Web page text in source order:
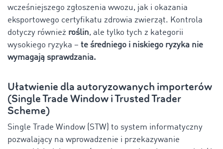
wcześniejszego zgłoszenia wwozu, jak i okazania
eksportowego certyfikatu zdrowia zwierząt. Kontrola
dotyczy również roślin, ale tylko tych z kategorii
wysokiego ryzyka – te średniego i niskiego ryzyka nie
wymagają sprawdzania.
Ułatwienie dla autoryzowanych importerów
(Single Trade Window i Trusted Trader
Scheme)
Single Trade Window (STW) to system informatyczny
pozwalający na wprowadzenie i przekazywanie